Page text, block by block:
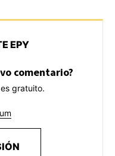
EPY
comentario?
gratuito.